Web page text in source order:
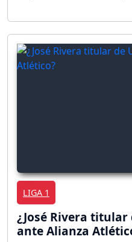
LIGA 1
¿José Rivera
ante Alianza